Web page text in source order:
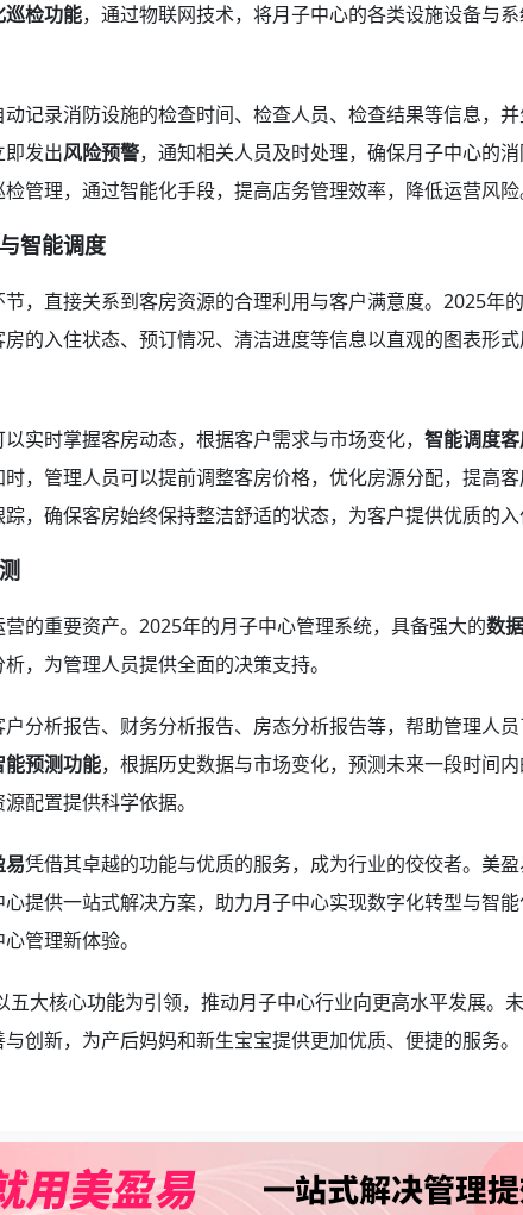
巡检功能，通过物联网技术，将月子中心的各类设施设备与
记录消防设施的检查时间、检查人员、检查结果等信息，
发出风险预警，通知相关人员及时处理，确保月子中心的
管理，通过智能化手段，提高店务管理效率，降低运营风险
智能调度
，直接关系到客房资源的合理利用与客户满意度。2025年
的入住状态、预订情况、清洁进度等信息以直观的图表形
实时掌握客房动态，根据客户需求与市场变化， 智能调度
，管理人员可以提前调整客房价格，优化房源分配，提高
，确保客房始终保持整洁舒适的状态，为客户提供优质的入
的重要资产。2025年的月子中心管理系统，具备强大的数
，为管理人员提供全面的决策支持。
分析报告、财务分析报告、房态分析报告等，帮助管理人
能预测功能，根据历史数据与市场变化，预测未来一段时间
配置提供科学依据。
易凭借其卓越的功能与优质的服务，成为行业的佼佼者。美
提供一站式解决方案，助力月子中心实现数字化转型与智
管理新体验。
大核心功能为引领，推动月子中心行业向更高水平发展。
创新，为产后妈妈和新生宝宝提供更加优质、便捷的服务。